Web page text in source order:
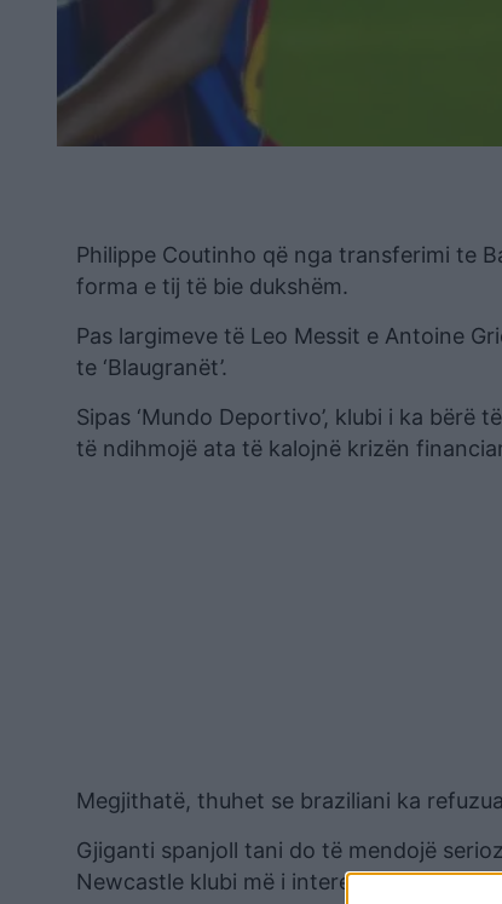
Philippe Coutinho që nga transferimi te
forma e tij të bie dukshëm.
Pas largimeve të Leo Messit e Antoine
te ‘Blaugranët’.
Sipas ‘Mundo Deportivo’, klubi i ka
të ndihmojë ata të kalojnë krizën
Megjithatë, thuhet se braziliani ka
Gjiganti spanjoll tani do të mendojë
Newcastle klubi më i interesuar për